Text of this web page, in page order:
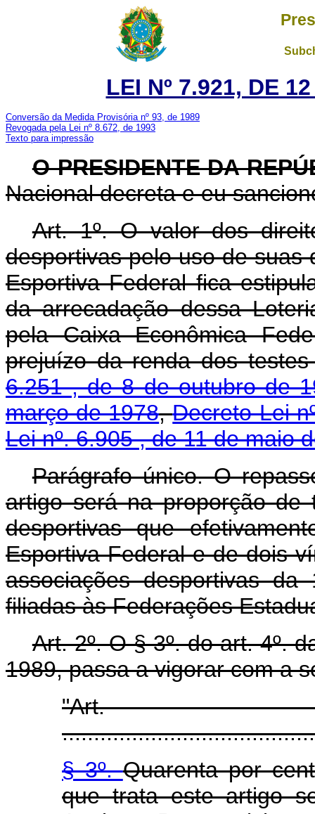
LEI Nº 7.921, DE
Conversão da Medida Provisória nº 93, de 1989
Revogada pela Lei nº 8.672, de 1993
Texto para impressão
O PRESIDENTE DA
Nacional decreta e eu
Art. 1º. O valor dos
desportivas pelo uso de suas
Esportiva Federal fica
da arrecadação dessa
pela Caixa Econômica
prejuízo da renda dos
6.251 , de 8 de outubro de
março de 1978,Decreto-Lei
Lei nº. 6.905 , de 11 de maio
Parágrafo único. O
artigo será na proporção de
desportivas que
Esportiva Federal e de dois
associações desportivas
filiadas às Federações
Art. 2º. O § 3º. do art. 4º.
1989, passa a vigorar com a
§ 3º.Quarenta por
que trata este artigo